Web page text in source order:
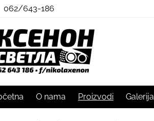
062/643-186
O nama Proizvodi Galerija